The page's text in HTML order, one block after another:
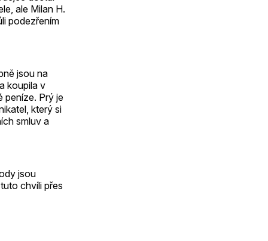
ale Milan H.
podezřením
jsou na
koupila v
peníze. Prý je
který si
smluv a
jsou
chvíli přes